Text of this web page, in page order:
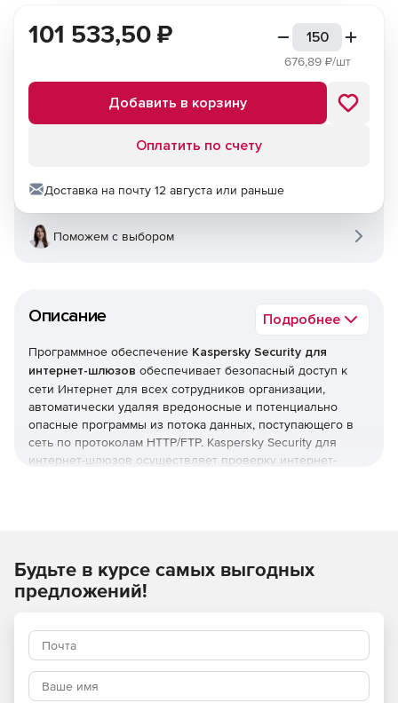
Описание Подробнее
Программное обеспечение Kaspersky Security для
интернет-шлюзов обеспечивает безопасный доступ к
сети Интернет для всех сотрудников организации,
автоматически удаляя вредоносные и потенциально
опасные программы из потока данных, поступающего в
сеть по протоколам HTTP/FTP. Kaspersky Security для
интернет-шлюзов осуществляет проверку интернет-
Основные возможности:
надежная защита от вредоносных и потенциально
реального времени;
101 533,50 ₽
676,89₽/шт
Добавить в корзину
Оплатить по счету
Доставка на почту 12 августа или раньше
Поможем с выбором
Будьте в курсе самых выгодных
предложений!